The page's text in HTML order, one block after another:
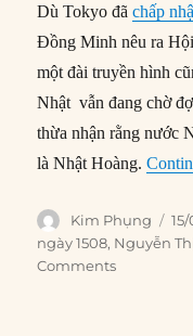
Dù Tokyo đãchấp
Đồng Minh nêu ra
một đài truyền hình
Nhật vẫn đang chờ
thừa nhận rằng nước
là Nhật Hoàng.
Author
Kim Phụng
on
ngày 1508, Nguyễn
Comments